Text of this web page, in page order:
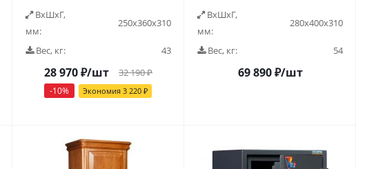
ВxШxГ,
мм:
250х360х310
Вес, кг: 43
28 970₽/шт 32 190₽
-10% Экономия 3 220 ₽
ВxШxГ,
мм:
280x400x310
Вес, кг: 54
69 890₽/шт